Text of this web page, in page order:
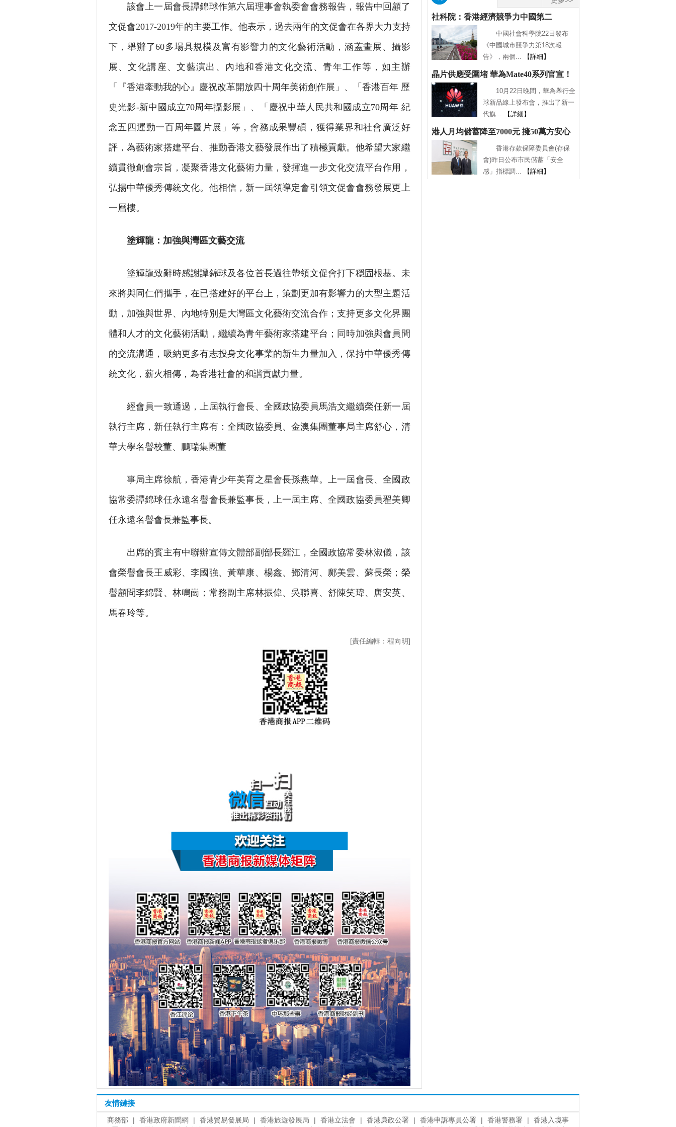
該會上一屆會長譚錦球作第六屆理事會執委會會務報告，報告中回顧了
文促會2017-2019年的主要工作。他表示，過去兩年的文促會在各界大力支持
下，舉辦了60多場具規模及富有影響力的文化藝術活動，涵蓋畫展、攝影
展、文化講座、文藝演出、內地和香港文化交流、青年工作等，如主辦
「『香港牽動我的心』慶祝改革開放四十周年美術創作展」、「香港百年 歷
史光影-新中國成立70周年攝影展」、「慶祝中華人民共和國成立70周年 紀
念五四運動一百周年圖片展」等，會務成果豐碩，獲得業界和社會廣泛好
評，為藝術家搭建平台、推動香港文藝發展作出了積極貢獻。他希望大家繼
續貫徹創會宗旨，凝聚香港文化藝術力量，發揮進一步文化交流平台作用，
弘揚中華優秀傳統文化。他相信，新一屆領導定會引領文促會會務發展更上
一層樓。
塗輝龍：加強與灣區文藝交流
塗輝龍致辭時感謝譚錦球及各位首長過往帶領文促會打下穩固根基。未
來將與同仁們攜手，在已搭建好的平台上，策劃更加有影響力的大型主題活
動，加強與世界、內地特別是大灣區文化藝術交流合作；支持更多文化界團
體和人才的文化藝術活動，繼續為青年藝術家搭建平台；同時加強與會員間
的交流溝通，吸納更多有志投身文化事業的新生力量加入，保持中華優秀傳
統文化，薪火相傳，為香港社會的和諧貢獻力量。
經會員一致通過，上屆執行會長、全國政協委員馬浩文繼續榮任新一屆
執行主席，新任執行主席有：全國政協委員、金澳集團董事局主席舒心，清
華大學名譽校董、鵬瑞集團董
事局主席徐航，香港青少年美育之星會長孫燕華。上一屆會長、全國政
協常委譚錦球任永遠名譽會長兼監事長，上一屆主席、全國政協委員翟美卿
任永遠名譽會長兼監事長。
出席的賓主有中聯辦宣傳文體部副部長羅江，全國政協常委林淑儀，該
會榮譽會長王威彩、李國強、黃華康、楊鑫、鄧清河、鄺美雲、蘇長榮；榮
譽顧問李錦賢、林鳴崗；常務副主席林振偉、吳聯喜、舒陳笑瑋、唐安英、
馬春玲等。
[責任編輯：程向明]